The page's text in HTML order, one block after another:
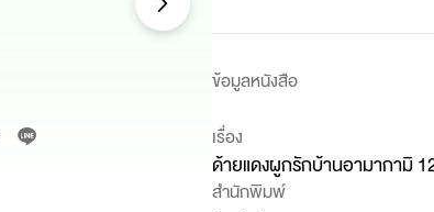
ข้อมูลหนังสือ
เรื่อง
ด้ายแดงผูกรักบ้านอามากามิ
สำนักพิมพ์